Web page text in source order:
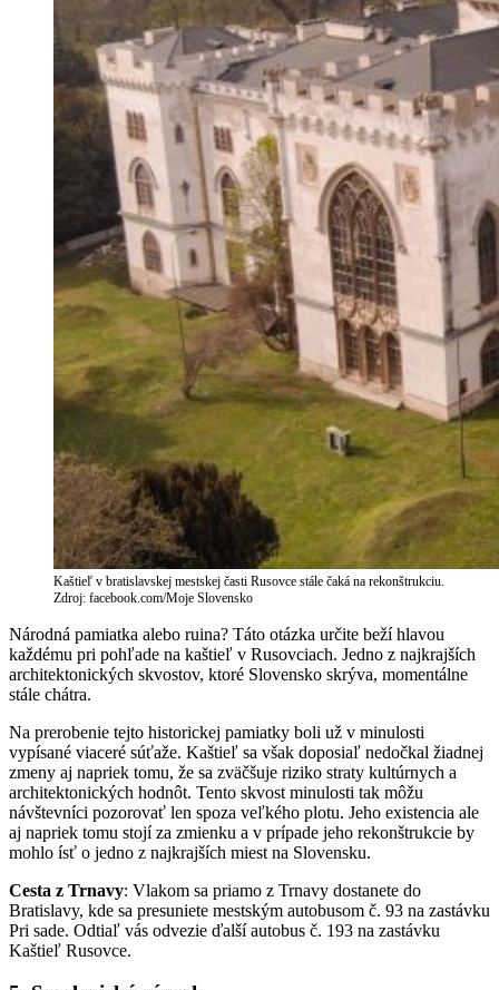
Kaštieľ v bratislavskej mestskej časti Rusovce stále čaká na rekonštrukciu.
Zdroj: facebook.com/Moje Slovensko
Národná pamiatka alebo ruina? Táto otázka určite beží hlavou
každému pri pohľade na kaštieľ v Rusovciach. Jedno z najkrajších
architektonických skvostov, ktoré Slovensko skrýva, momentálne
stále chátra.
Na prerobenie tejto historickej pamiatky boli už v minulosti
vypísané viaceré súťaže. Kaštieľ sa však doposiaľ nedočkal žiadnej
zmeny aj napriek tomu, že sa zväčšuje riziko straty kultúrnych a
architektonických hodnôt. Tento skvost minulosti tak môžu
návštevníci pozorovať len spoza veľkého plotu. Jeho existencia ale
aj napriek tomu stojí za zmienku a v prípade jeho rekonštrukcie by
mohlo ísť o jedno z najkrajších miest na Slovensku.
Cesta z Trnavy: Vlakom sa priamo z Trnavy dostanete do
Bratislavy, kde sa presuniete mestským autobusom č. 93 na zastávku
Pri sade. Odtiaľ vás odvezie ďalší autobus č. 193 na zastávku
Kaštieľ Rusovce.